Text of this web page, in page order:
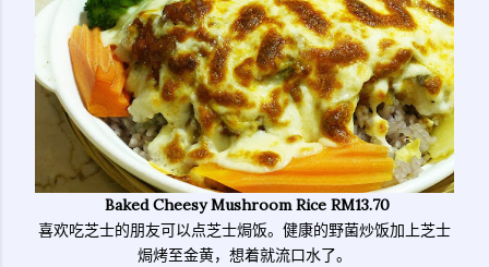
Baked Cheesy Mushroom Rice RM13.70
喜欢吃芝士的朋友可以点芝士焗饭。健康的野菌炒饭加上芝士
焗烤至金黄，想着就流口水了。